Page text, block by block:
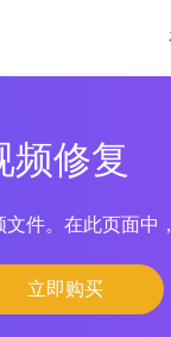
频修复
件。在此页面中
立即购买